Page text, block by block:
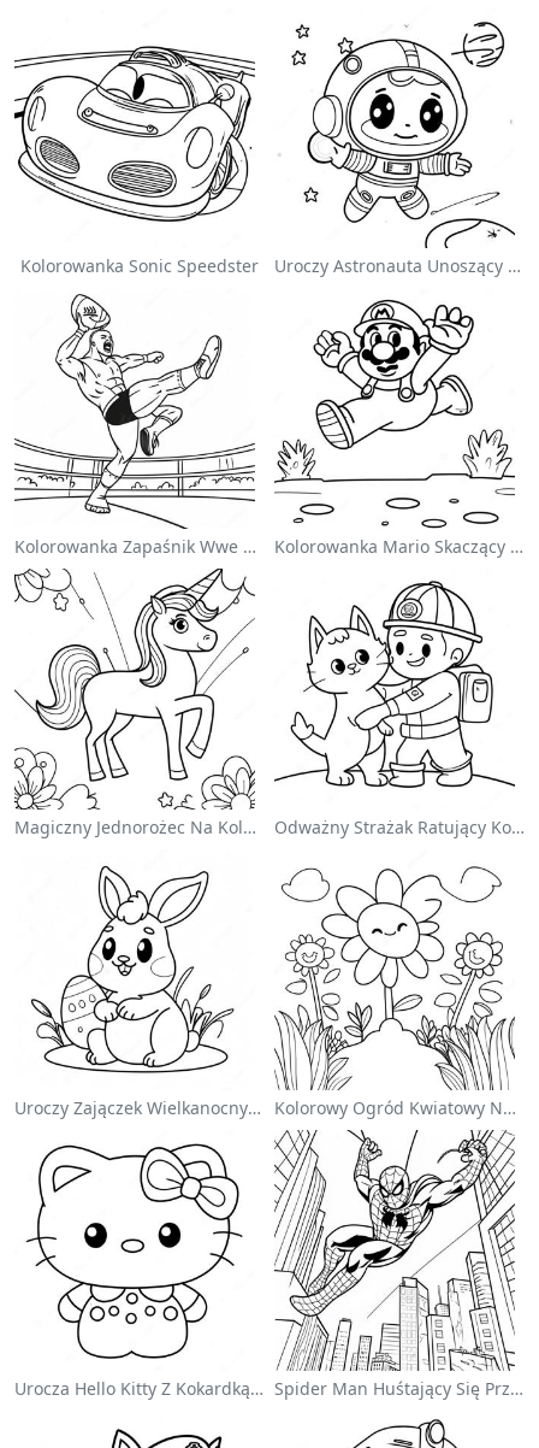
Kolorowanka Sonic Speedster Uroczy Astronauta Unoszący Się W Kosmosie - Kolorowanka
Kolorowanka Zapaśnik Wwe Skaczący Na Przeciwnika Kolorowanka Mario Skaczący Nad Goombami
Magiczny Jednorożec Na Kolorowance Z Tęczą Odważny Strażak Ratujący Kota - Kolorowanka
Uroczy Zajączek Wielkanocny Na Kolorowance Kolorowy Ogród Kwiatowy Na Kolorowance
Urocza Hello Kitty Z Kokardką - Kolorowanka Spider Man Huśtający Się Przez Miasto - Kolorowanka